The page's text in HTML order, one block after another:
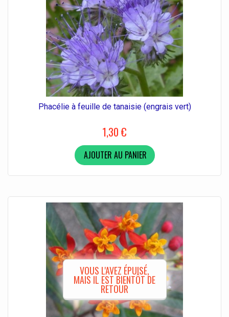
Phacélie à feuille de tanaisie (engrais vert)
1,30 €
AJOUTER AU PANIER
VOUS L'AVEZ ÉPUISÉ,
MAIS IL EST BIENTÔT DE
RETOUR